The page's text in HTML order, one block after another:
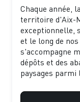
Chaque année,
territoire d'Aix-
exceptionnelle,
et le long de
s'accompagne
dépôts et des
paysages parmi